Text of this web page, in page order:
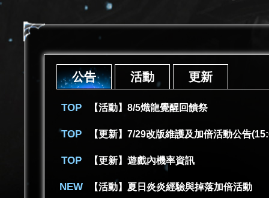
公告 活動 更新
【活動】8/5熾龍覺醒回饋祭
【更新】7/29改版維護及加倍活動公告
【更新】遊戲內機率資訊
【活動】夏日炎炎經驗與掉落加倍活動